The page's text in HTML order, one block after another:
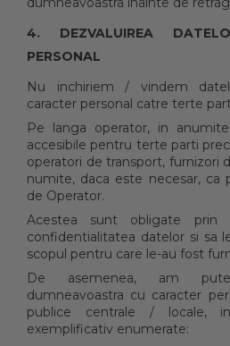
4. DEZVALUIREA
PERSONAL
Nu inchiriem / vindem
caracter personal catre terte
Pe langa operator, in
accesibile pentru terte parti
operatori de transport, furnizori
numite, daca este necesar, ca
de Operator.
Acestea sunt obligate prin
confidentialitatea datelor si sa
scopul pentru care le-au fost
De asemenea, am
dumneavoastra cu caracter
publice centrale / locale,
exemplificativ enumerate: